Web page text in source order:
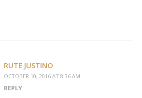
RUTE JUSTINO
OCTOBER 10, 2016 AT 8:36 AM
REPLY